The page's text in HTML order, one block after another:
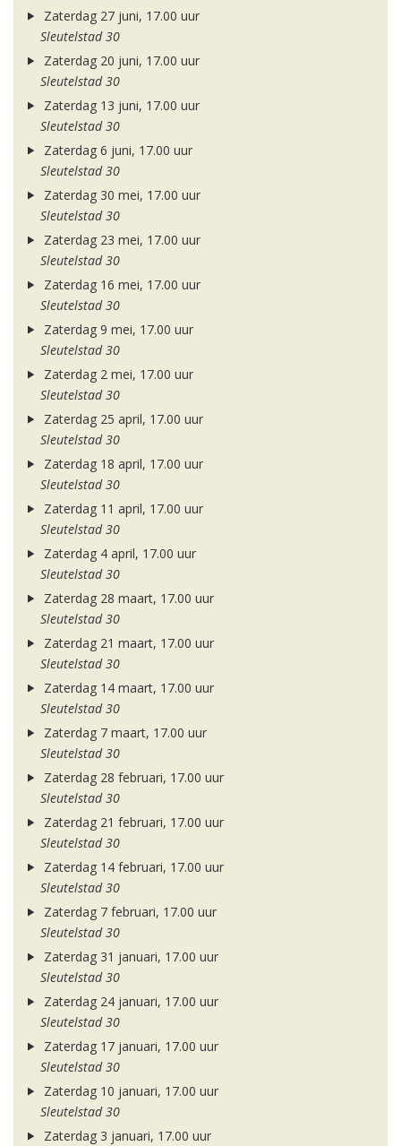
Zaterdag 27 juni, 17.00 uur
Sleutelstad 30
Zaterdag 20 juni, 17.00 uur
Sleutelstad 30
Zaterdag 13 juni, 17.00 uur
Sleutelstad 30
Zaterdag 6 juni, 17.00 uur
Sleutelstad 30
Zaterdag 30 mei, 17.00 uur
Sleutelstad 30
Zaterdag 23 mei, 17.00 uur
Sleutelstad 30
Zaterdag 16 mei, 17.00 uur
Sleutelstad 30
Zaterdag 9 mei, 17.00 uur
Sleutelstad 30
Zaterdag 2 mei, 17.00 uur
Sleutelstad 30
Zaterdag 25 april, 17.00 uur
Sleutelstad 30
Zaterdag 18 april, 17.00 uur
Sleutelstad 30
Zaterdag 11 april, 17.00 uur
Sleutelstad 30
Zaterdag 4 april, 17.00 uur
Sleutelstad 30
Zaterdag 28 maart, 17.00 uur
Sleutelstad 30
Zaterdag 21 maart, 17.00 uur
Sleutelstad 30
Zaterdag 14 maart, 17.00 uur
Sleutelstad 30
Zaterdag 7 maart, 17.00 uur
Sleutelstad 30
Zaterdag 28 februari, 17.00 uur
Sleutelstad 30
Zaterdag 21 februari, 17.00 uur
Sleutelstad 30
Zaterdag 14 februari, 17.00 uur
Sleutelstad 30
Zaterdag 7 februari, 17.00 uur
Sleutelstad 30
Zaterdag 31 januari, 17.00 uur
Sleutelstad 30
Zaterdag 24 januari, 17.00 uur
Sleutelstad 30
Zaterdag 17 januari, 17.00 uur
Sleutelstad 30
Zaterdag 10 januari, 17.00 uur
Sleutelstad 30
Zaterdag 3 januari, 17.00 uur